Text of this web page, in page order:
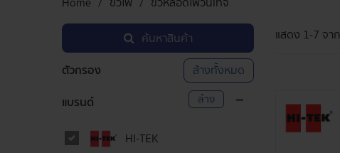
ค้นหาสินค้า
ตัวกรอง
ล้างทั้งหมด
แบรนด์
ล้าง
HI-TEK
แสดง 1-7จาก